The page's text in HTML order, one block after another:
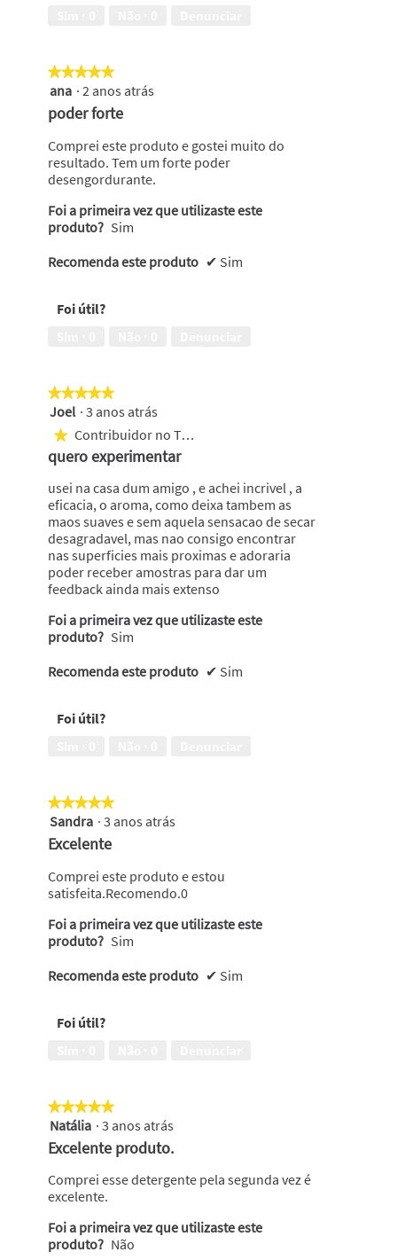
★★★★★
★★★★★
5
5
ana · 2 anos atrás
poder forte
Comprei este produto e gostei muito do
resultado. Tem um forte poder
desengordurante.
Foi a primeira vez que utilizaste este
produto? Sim
Recomenda este produto ✔ Sim
Foi útil?
★★★★★
★★★★★
5
em
estrelas.
Joel · 3 anos atrás
★ Contribuidor no Top 50
quero experimentar
usei na casa dum amigo , e achei incrivel , a
eficacia, o aroma, como deixa tambem as
maos suaves e sem aquela sensacao de secar
desagradavel, mas nao consigo encontrar
nas superficies mais proximas e adoraria
poder receber amostras para dar um
feedback ainda mais extenso
Foi a primeira vez que utilizaste este
produto? Sim
Recomenda este produto ✔ Sim
Foi útil?
★★★★★
★★★★★
5
em
Sandra · 3 anos atrás
Excelente
Comprei este produto e estou
satisfeita.Recomendo.0
Foi a primeira vez que utilizaste este
produto? Sim
Recomenda este produto ✔ Sim
Foi útil?
★★★★★
★★★★★
5
em
5
estrelas.
Natália · 3 anos atrás
Excelente produto.
Comprei esse detergente pela segunda vez é
excelente.
Foi a primeira vez que utilizaste este
produto? Não